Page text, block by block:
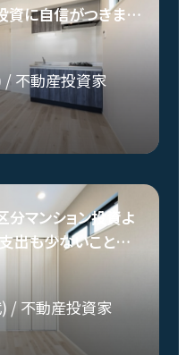
資に自信がつきまし
/ 不動産投資家
マンション投資よ
出も少ないことが
/ 不動産投資家